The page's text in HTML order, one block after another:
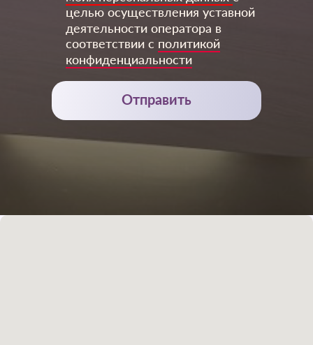
целью осуществления уставной
деятельности оператора в
соответствии с политикой
конфиденциальности
Отправить